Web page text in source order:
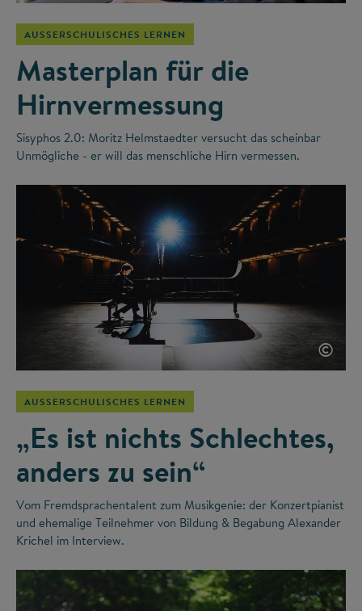
AUSSERSCHULISCHES LERNEN
Masterplan für die
Hirnvermessung
Sisyphos 2.0: Moritz Helmstaedter versucht das scheinbar
Unmögliche - er will das menschliche Hirn vermessen.
©
AUSSERSCHULISCHES LERNEN
„Es ist nichts Schlechtes,
anders zu sein“
Vom Fremdsprachentalent zum Musikgenie: der Konzertpianist
und ehemalige Teilnehmer von Bildung & Begabung Alexander
Krichel im Interview.